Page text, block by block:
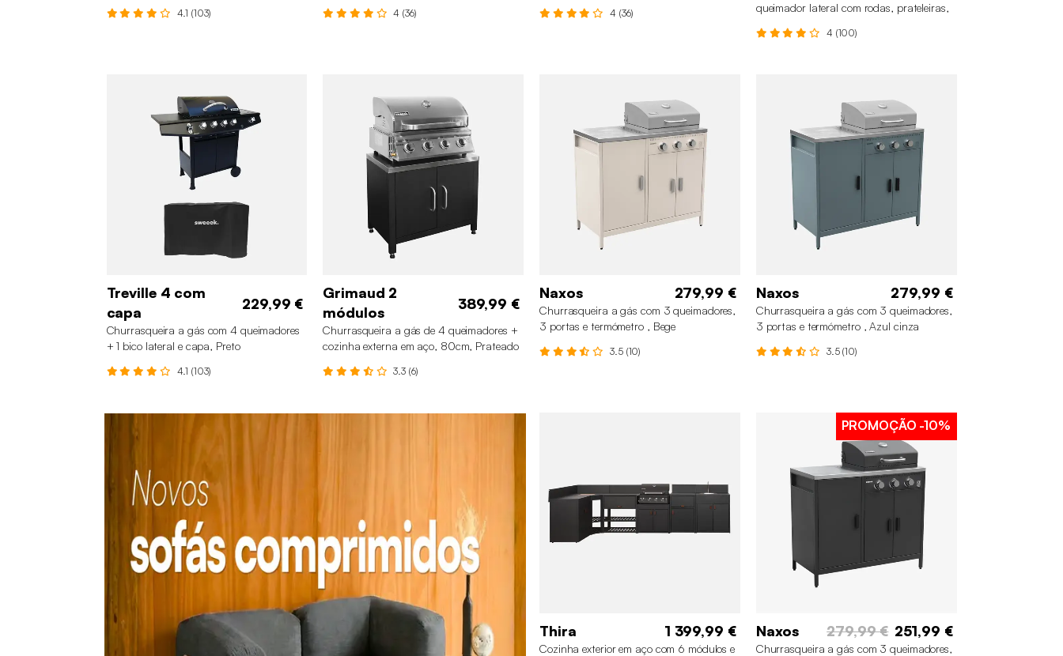
4.1 (103) 4 (36) 4 (36)
queimador lateral com rodas, prateleiras,
4 (100)
Treville 4 com
capa
229,99 €
Churrasqueira a gás com 4 queimadores
+ 1 bico lateral e capa, Preto
4.1 (103)
Grimaud 2
módulos
389,99 €
Churrasqueira a gás de 4 queimadores +
cozinha externa em aço, 80cm, Prateado
3.3 (6)
Naxos 279,99 €
Churrasqueira a gás com 3 queimadores,
3 portas e termómetro , Bege
3.5 (10)
Naxos 279,99 €
Churrasqueira a gás com 3 queimadores,
3 portas e termómetro , Azul cinza
3.5 (10)
Thira 1 399,99 €
Cozinha exterior em aço com 6 módulos e
PROMOÇÃO -10%
Naxos 279,99 € 251,99 €
Churrasqueira a gás com 3 queimadores,